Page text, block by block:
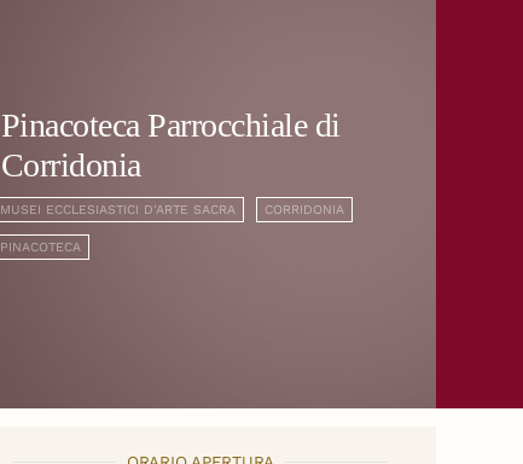
Pinacoteca Parrocchiale di
Corridonia
MUSEI ECCLESIASTICI D'ARTE SACRA CORRIDONIA
PINACOTECA